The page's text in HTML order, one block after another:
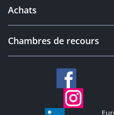
Achats
Chambres de recours